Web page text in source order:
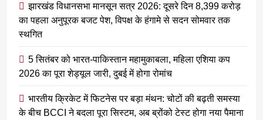
झारखंड विधानसभा मानसून सत्र 2026: दूसरे दिन 8,399 करोड़
का पहला अनुपूरक बजट पेश, विपक्ष के हंगामे से सदन सोमवार तक
स्थगित
5 सितंबर को भारत-पाकिस्तान महामुकाबला, महिला एशिया कप
2026 का पूरा शेड्यूल जारी, दुबई में होगा रोमांच
भारतीय क्रिकेट में फिटनेस पर बड़ा मंथन: चोटों की बढ़ती समस्या
के बीच BCCI ने बदला पूरा सिस्टम, अब ब्रोंको टेस्ट होगा नया पैमाना